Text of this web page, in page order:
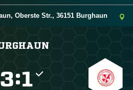
Oberste Str., 36151 Burghaun
: